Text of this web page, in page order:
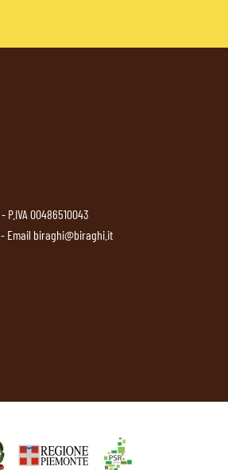
P.IVA 00486510043
Email biraghi@biraghi.it